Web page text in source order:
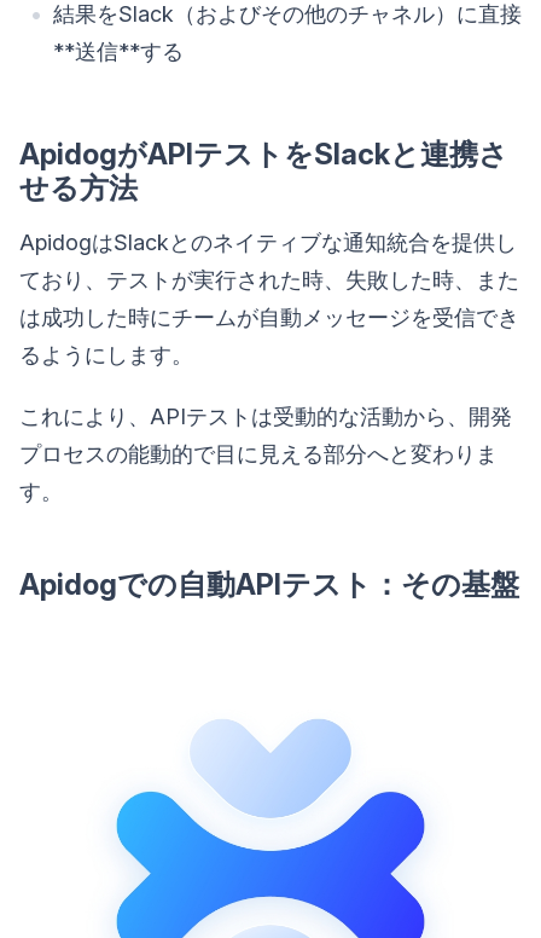
結果をSlack（およびその他のチャネル）に直接
**送信**する
ApidogがAPIテストをSlackと連携さ
せる方法
ApidogはSlackとのネイティブな通知統合を提供し
ており、テストが実行された時、失敗した時、また
は成功した時にチームが自動メッセージを受信でき
るようにします。
これにより、APIテストは受動的な活動から、開発
プロセスの能動的で目に見える部分へと変わりま
す。
Apidogでの自動APIテスト：その基盤